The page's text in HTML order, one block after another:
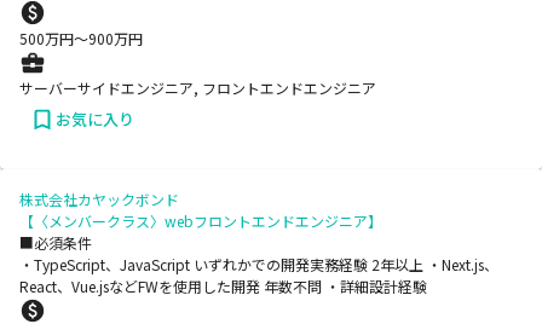
500万円〜900万円
サーバーサイドエンジニア, フロントエンドエンジニア
お気に入り
株式会社カヤックボンド
【〈メンバークラス〉webフロントエンドエンジニア】
■必須条件
・TypeScript、JavaScript いずれかでの開発実務経験 2年以上 ・Next.js、
React、Vue.jsなどFWを使用した開発 年数不問 ・詳細設計経験